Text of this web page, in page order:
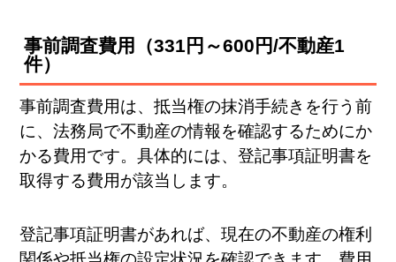
事前調査費用（331円～600円/不動産1
件）
事前調査費用は、抵当権の抹消手続きを行う前
に、法務局で不動産の情報を確認するためにか
かる費用です。具体的には、登記事項証明書を
取得する費用が該当します。
登記事項証明書があれば、現在の不動産の権利